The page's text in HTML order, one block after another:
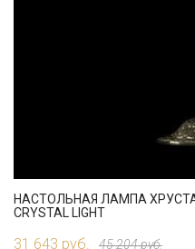
НАСТОЛЬНАЯ ЛАМПА
CRYSTAL LIGHT
31 643 руб. 45 204 руб.